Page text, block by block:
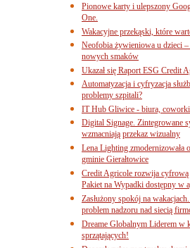
Pionowe karty i ulepszony
One.
Wakacyjne przekąski, które
Neofobia żywieniowa u dzieci
nowych smaków
Ukazał się Raport ESG Credit
Automatyzacja i cyfryzacja
problemy szpitali?
IT Hub Gliwice - biura,
Digital Signage. Zintegrowane
wzmacniają przekaz wizualny
Lena Lighting zmodernizowała
gminie Gierałtowice
Credit Agricole rozwija cyfrową
Pakiet na Wypadki dostępny w
Zasłużony spokój na
problem nadzoru nad siecią
Dreame Globalnym Liderem w
sprzątających!